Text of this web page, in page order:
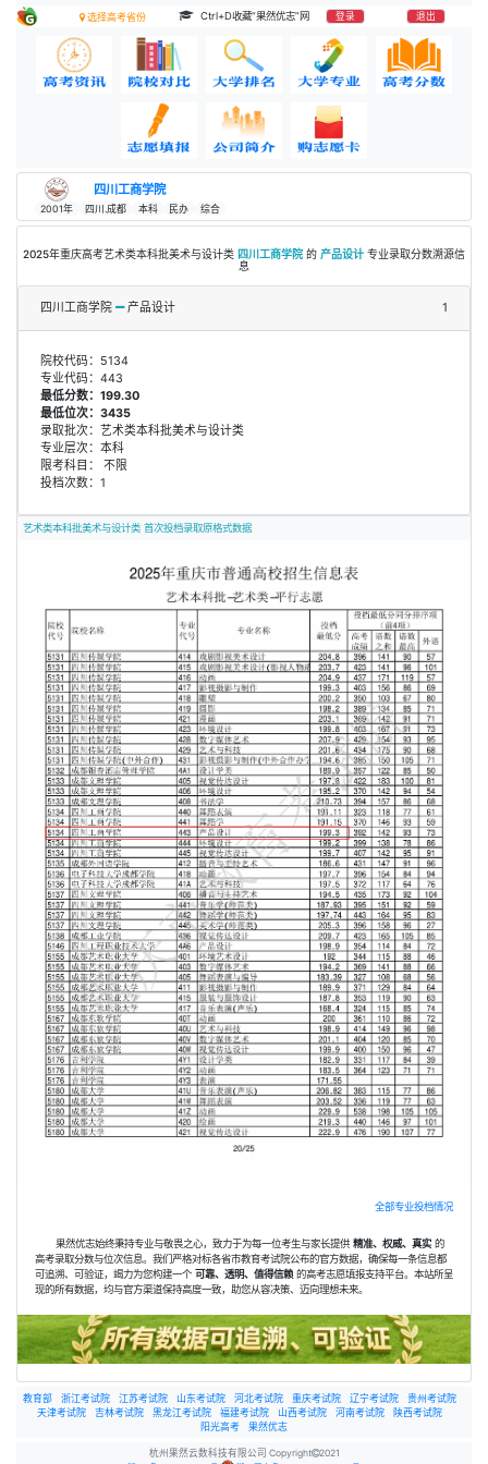
选择高考省份 Ctrl+D收藏“果然优志”网 登录 退出
四川工商学院
2001年 四川.成都 本科 民办 综合
2025年重庆高考艺术类本科批美术与设计类 四川工商学院 的 产品设计 专业录取分数溯源信
息
四川工商学院 产品设计 1
院校代码：5134
专业代码：443
最低分数：199.30
最低位次：3435
录取批次：艺术类本科批美术与设计类
专业层次：本科
限考科目： 不限
投档次数：1
艺术类本科批美术与设计类 首次投档录取原格式数据
全部专业投档情况
果然优志始终秉持专业与敬畏之心，致力于为每一位考生与家长提供 精准、权威、真实的
高考录取分数与位次信息。我们严格对标各省市教育考试院公布的官方数据，确保每一条信息都
可追溯、可验证，竭力为您构建一个 可靠、透明、值得信赖 的高考志愿填报支持平台。本站所呈
现的所有数据，均与官方渠道保持高度一致，助您从容决策、迈向理想未来。
教育部 浙江考试院 江苏考试院 山东考试院 河北考试院 重庆考试院 辽宁考试院
贵州考试院
天津考试院
吉林考试院 黑龙江考试院 福建考试院 山西考试院 河南考试院
陕西考试院
阳光高考
果然优志
杭州果然云数科技有限公司 Copyright 2021